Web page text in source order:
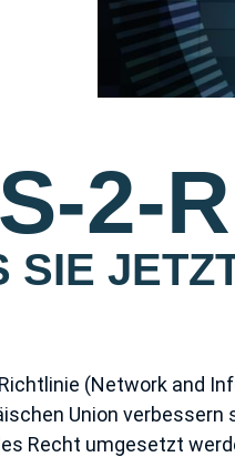
2-
SIE
(Network and
Union
Recht umgesetzt